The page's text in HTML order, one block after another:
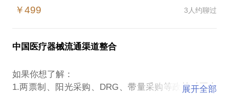
关产品的可能的执行时间表，以及在不同的地区的优
（1）经过一段时间地方试点后，未来会像药品一样全
（2）如果不同地区有自主权，未来的带量采购会以省
份为主体还是以区域联盟（西部联盟、京津冀，等
* DTP药房的经营模式，产业链上下游的利益分配关
* DTP药房的人流量？客流来源？客单价？头部营收
贡献病种及药？
* DTP药房的成本结构分布，占营收比例
* 特药价格是如何制定的？DTP药房是否能反向影响
￥499 3人约聊过
中国医疗器械流通渠道整合
如果你想了解：
1.两票制、阳光采购、DRG、带量采购等政策对医疗
展开全部